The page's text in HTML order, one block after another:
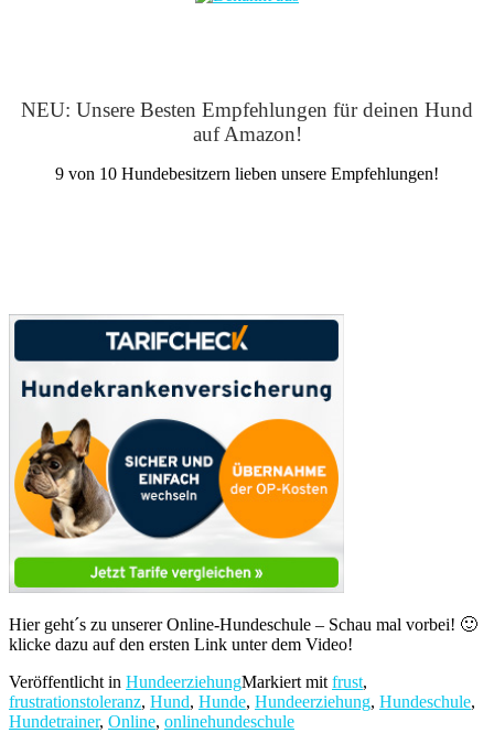
NEU: Unsere Besten Empfehlungen für deinen Hund
auf Amazon!
9 von 10 Hundebesitzern lieben unsere Empfehlungen!
Hier geht´s zu unserer Online-Hundeschule – Schau mal vorbei! 🙂
klicke dazu auf den ersten Link unter dem Video!
Veröffentlicht in HundeerziehungMarkiert mit frust,
frustrationstoleranz, Hund, Hunde, Hundeerziehung, Hundeschule,
Hundetrainer, Online, onlinehundeschule